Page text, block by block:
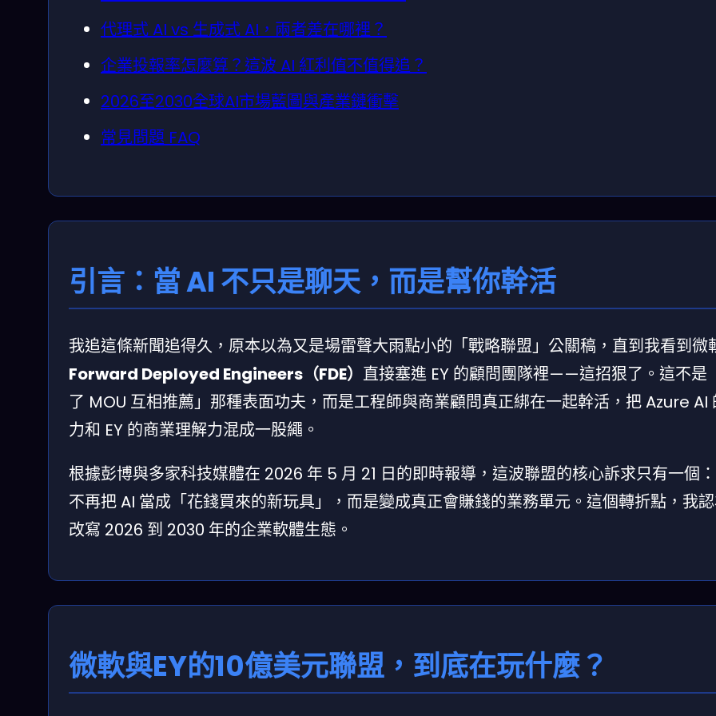
代理式 AI vs 生成式 AI，兩者差在哪裡？
企業投報率怎麼算？這波 AI 紅利值不值得追？
2026至2030全球AI市場藍圖與產業鏈衝擊
常見問題 FAQ
引言：當 AI 不只是聊天，而是幫你幹活
我追這條新聞追得久，原本以為又是場雷聲大雨點小的「戰略聯盟」公關稿，直到我看到微
Forward Deployed Engineers（FDE） 直接塞進 EY 的顧問團隊裡——這招狠了。這不是
了 MOU 互相推薦」那種表面功夫，而是工程師與商業顧問真正綁在一起幹活，把 Azure AI
力和 EY 的商業理解力混成一股繩。
根據彭博與多家科技媒體在 2026 年 5 月 21 日的即時報導，這波聯盟的核心訴求只有一個
不再把 AI 當成「花錢買來的新玩具」，而是變成真正會賺錢的業務單元。這個轉折點，我
改寫 2026 到 2030 年的企業軟體生態。
微軟與EY的10億美元聯盟，到底在玩什麼？